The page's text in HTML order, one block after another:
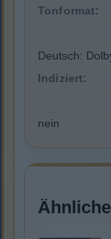
Tonformat:
Deutsch:
Indiziert:
nein